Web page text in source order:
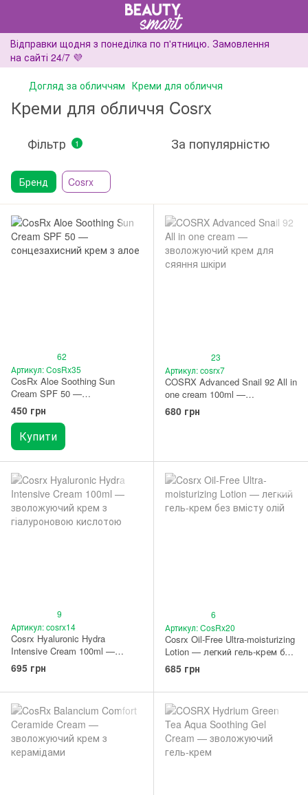
Відправки щодня з понеділка по п'ятницю. Замовлення
на сайті 24/7 💜
Догляд за обличчям Креми для обличчя
Креми для обличчя Cosrx
Фільтр 1 За популярністю
Бренд Cosrx
62
Артикул: CosRx35
CosRx Aloe Soothing Sun
Cream SPF 50 —
сонцезахисний крем з алое
450 грн
Купити
23
Артикул: cosrx7
COSRX Advanced Snail 92 All in
one cream 100ml —
зволожуючий крем для
сяяння шкіри (100 мл)
680 грн
9
Артикул: cosrx14
Cosrx Hyaluronic Hydra
Intensive Cream 100ml —
зволожуючий крем з
гіалуроновою кислотою
695 грн
6
Артикул: CosRx20
Cosrx Oil-Free Ultra-moisturizing
Lotion — легкий гель-крем без
вмісту олій
685 грн